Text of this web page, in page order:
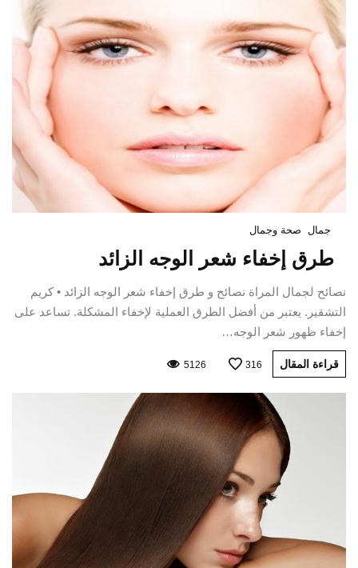
جمال صحة وجمال
طرق إخفاء شعر الوجه الزائد
نصائح لجمال المراة نصائح و طرق إخفاء شعر الوجه الزائد • كريم
التشقير. يعتبر من أفضل الطرق العملية لإخفاء المشكلة. تساعد على
إخفاء ظهور شعر الوجه…
قراءة المقال 316
5126